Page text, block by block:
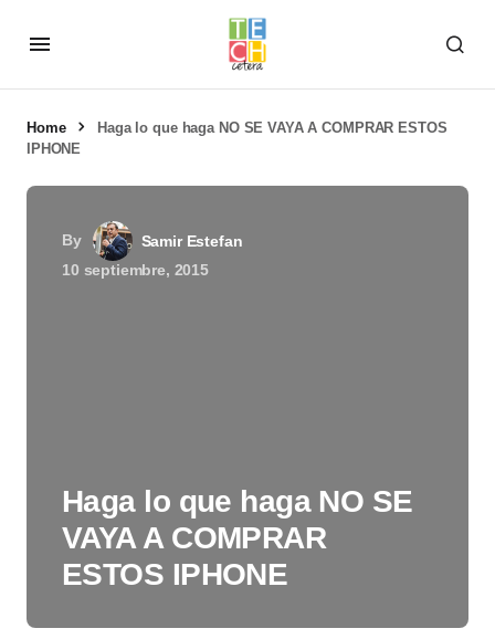
Home
Haga lo que haga NO SE VAYA A COMPRAR ESTOS
IPHONE
By
Samir Estefan
10 septiembre, 2015
Haga lo que haga NO SE
VAYA A COMPRAR
ESTOS IPHONE